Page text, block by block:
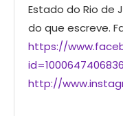
Estado do Rio de
do que escreve.
https://
http://